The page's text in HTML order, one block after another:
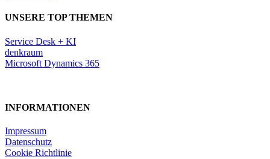
UNSERE TOP THEMEN
Service Desk + KI
denkraum
Microsoft Dynamics 365
INFORMATIONEN
Impressum
Datenschutz
Cookie Richtlinie